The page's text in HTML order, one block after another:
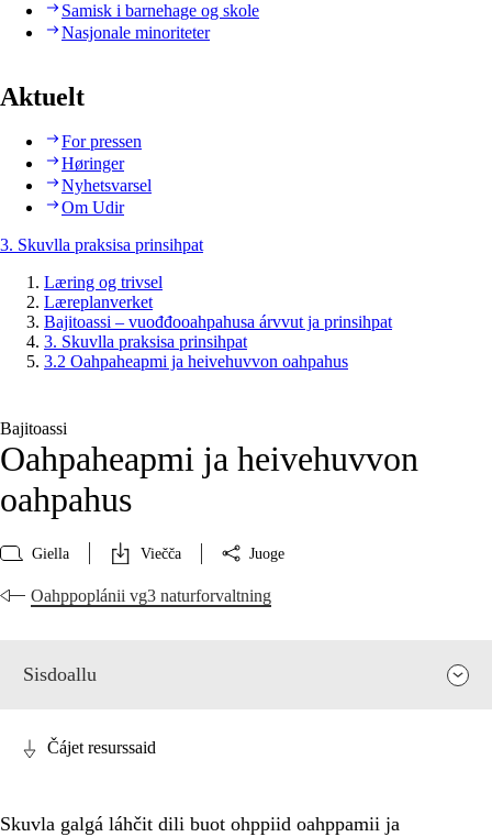
Samisk i barnehage og skole
Nasjonale minoriteter
Aktuelt
For pressen
Høringer
Nyhetsvarsel
Om Udir
3. Skuvlla praksisa prinsihpat
Læring og trivsel
Læreplanverket
Bajitoassi – vuođđooahpahusa árvvut ja prinsihpat
3. Skuvlla praksisa prinsihpat
3.2 Oahpaheapmi ja heivehuvvon oahpahus
Bajitoassi
Oahpaheapmi ja heivehuvvon
oahpahus
Giella Viečča Juoge
Oahppoplánii vg3 naturforvaltning
Sisdoallu
Čájet resurssaid
Skuvla galgá láhčit dili buot ohppiid oahppamii ja